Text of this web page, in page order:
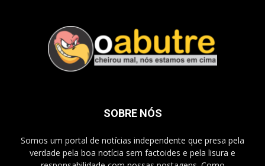
SOBRE NÓS
Somos um portal de notícias independente que presa pela
verdade pela boa notícia sem factoides e pela lisura e